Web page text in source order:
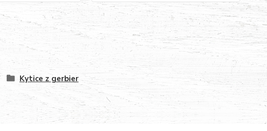
Kytice z gerbier